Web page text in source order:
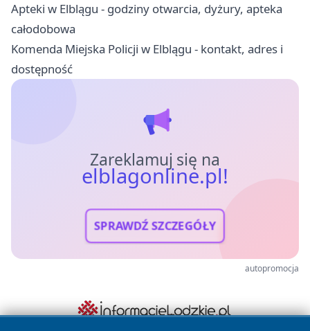
Apteki w Elblągu - godziny otwarcia, dyżury, apteka
całodobowa
Komenda Miejska Policji w Elblągu - kontakt, adres i
dostępność
Zareklamuj się na
elblagonline.pl!
SPRAWDŹ SZCZEGÓŁY
autopromocja